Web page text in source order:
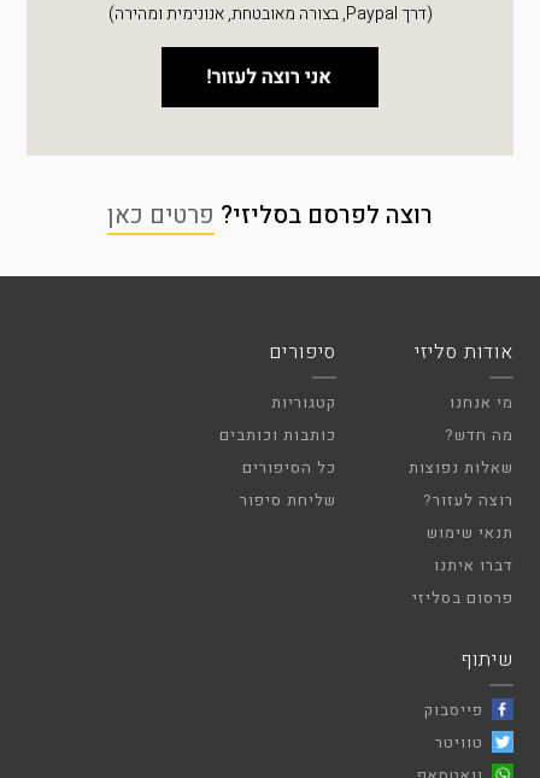
(דרך Paypal, בצורה מאובטחת, אנונימית ומהירה)
רוצה לפרסם בסליזי? פרטים כאן
אודות סליזי
מי אנחנו
מה חדש?
שאלות נפוצות
רוצה לעזור?
תנאי שימוש
דברו איתנו
פרסום בסליזי
סיפורים
קטגוריות
כותבות וכותבים
כל הסיפורים
שליחת סיפור
שיתוף
פייסבוק
טוויטר